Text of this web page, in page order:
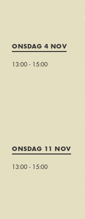
ONSDAG 4 NOV
13:00 - 15:00
ONSDAG 11 NOV
13:00 - 15:00